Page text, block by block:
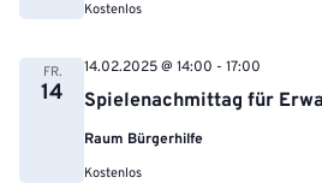
Kostenlos
FR.
14 Spielenachmittag für
14.02.2025 @ 14:00 - 17:00
Raum Bürgerhilfe
Kostenlos